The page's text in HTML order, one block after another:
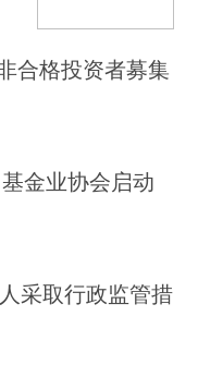
合格投资者募集
金业协会启动
采取行政监管措